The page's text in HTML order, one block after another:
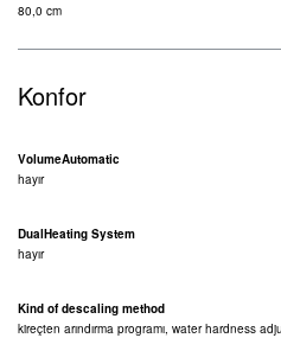
80,0 cm
Konfor
VolumeAutomatic
hayır
DualHeating System
hayır
Kind of descaling method
kireçten arındırma programı, water hardness